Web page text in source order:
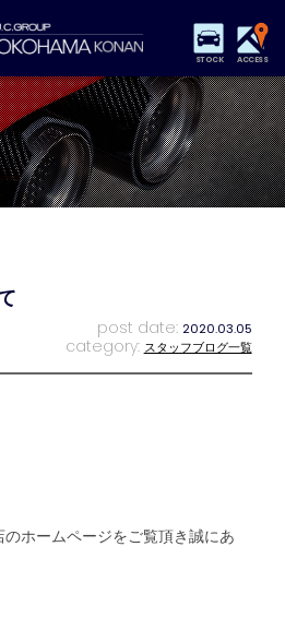
STOCK ACCESS
証&サービス パーツリスト
店舗情報 アクセスマップ
特別作業 注文販売
post date: 2020.03.05
category: スタッフブログ一覧
ホームページをご覧頂き誠にあ